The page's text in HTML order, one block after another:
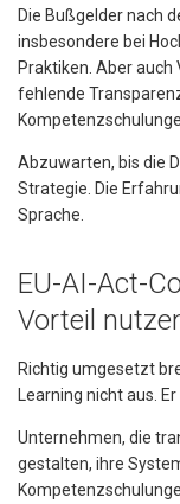
Die Bußgelder nach
insbesondere bei
Praktiken. Aber
fehlende
Abzuwarten, bis die
Strategie. Die
Sprache.
EU-AI-Act-
Vorteil
Richtig umgesetzt
Learning nicht aus.
Unternehmen, die
gestalten, ihre